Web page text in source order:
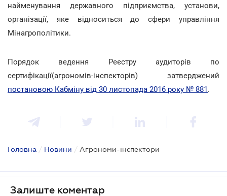
найменування державного підприємства, установи,
організації, яке відноситься до сфери управління
Мінагрополітики.
Порядок ведення Реєстру аудиторів по
сертифікації(агрономів-інспекторів) затверджений
постановою Кабміну від 30 листопада 2016 року № 881.
Головна / Новини / Агрономи-інспектори
Залиште коментар